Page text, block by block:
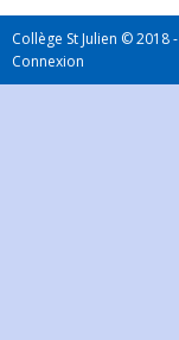
Collège St Julien © 2018 -
Connexion